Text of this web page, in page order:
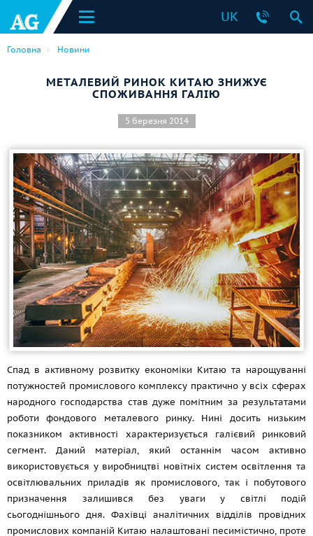
UK
Головна Новини
МЕТАЛЕВИЙ РИНОК КИТАЮ ЗНИЖУЄ
СПОЖИВАННЯ ГАЛІЮ
5 березня 2014
Спад в активному розвитку економіки Китаю та нарощуванні
потужностей промислового комплексу практично у всіх сферах
народного господарства став дуже помітним за результатами
роботи фондового металевого ринку. Нині досить низьким
показником активності характеризується галієвий ринковий
сегмент. Даний матеріал, який останнім часом активно
використовується у виробництві новітніх систем освітлення та
освітлювальних приладів як промислового, так і побутового
призначення залишився без уваги у світлі подій
сьогоднішнього дня. Фахівці аналітичних відділів провідних
промислових компаній Китаю налаштовані песимістично, проте